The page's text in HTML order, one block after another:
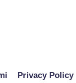
Privacy Policy